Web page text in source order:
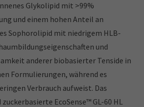
Glykolipid mit >99%
und einem hohen Anteil an
Sophorolipid mit niedrigem HLB-
und
anderer biobasierter Tenside in
Formulierungen, während es
Verbrauch aufweist. Das
EcoSense™ GL-60 HL